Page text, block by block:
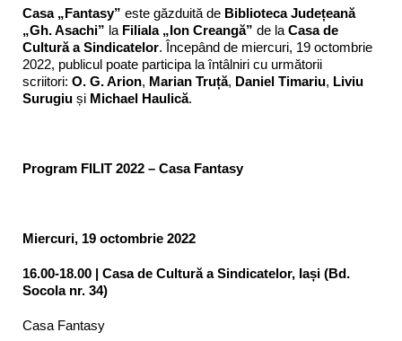
Casa „Fantasy” este găzduită de Biblioteca Județeană
„Gh. Asachi” la Filiala „Ion Creangă” de la Casa de
Cultură a Sindicatelor. Începând de miercuri, 19 octombrie
2022, publicul poate participa la întâlniri cu următorii
scriitori: O. G. Arion, Marian Truță, Daniel Timariu, Liviu
Surugiu și Michael Haulică.
Program FILIT 2022 – Casa Fantasy
Miercuri, 19 octombrie 2022
16.00-18.00 | Casa de Cultură a Sindicatelor, Iași (Bd.
Socola nr. 34)
Casa Fantasy